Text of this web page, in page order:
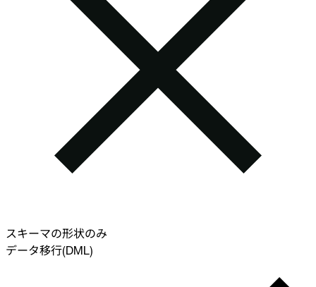
スキーマの形状のみ
データ移行(DML)